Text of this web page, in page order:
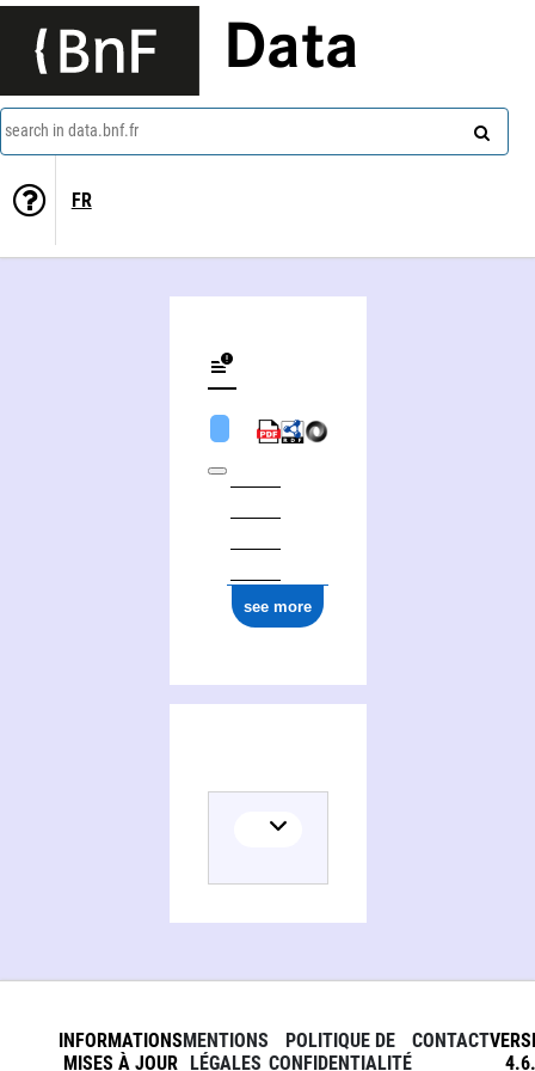
Data
search in data.bnf.fr
FR
see more
INFORMATIONS
MISES À JOUR
MENTIONS
LÉGALES
POLITIQUE DE
CONFIDENTIALITÉ
CONTACT